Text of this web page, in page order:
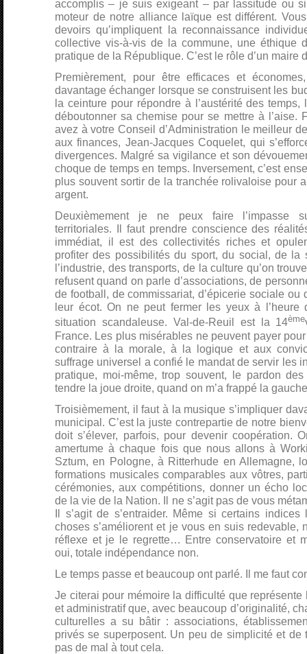
accomplis – je suis exigeant – par lassitude ou
moteur de notre alliance laïque est différent.
devoirs qu’impliquent la reconnaissance
collective vis-à-vis de la commune, une éthique
pratique de la République. C’est le rôle d’un maire
Premièrement, pour être efficaces et
davantage échanger lorsque se construisent les
la ceinture pour répondre à l’austérité des
déboutonner sa chemise pour se mettre à l’aise.
avez à votre Conseil d’Administration le meilleur
aux finances, Jean-Jacques Coquelet, qui
divergences. Malgré sa vigilance et son
choque de temps en temps. Inversement, c’est
plus souvent sortir de la tranchée rolivaloise pour
argent.
Deuxièmement je ne peux faire l’impasse
territoriales. Il faut prendre conscience des
immédiat, il est des collectivités riches et
profiter des possibilités du sport, du social, de la
l’industrie, des transports, de la culture qu’on
refusent quand on parle d’associations, de
de football, de commissariat, d’épicerie sociale ou
leur écot. On ne peut fermer les yeux à l’heure
situation scandaleuse. Val-de-Reuil est la 14ème
France. Les plus misérables ne peuvent payer
contraire à la morale, à la logique et aux
suffrage universel a confié le mandat de servir les
pratique, moi-même, trop souvent, le pardon
tendre la joue droite, quand on m’a frappé la
Troisièmement, il faut à la musique s’impliquer
municipal. C’est la juste contrepartie de notre
doit s’élever, parfois, pour devenir coopération.
amertume à chaque fois que nous allons à
Sztum, en Pologne, à Ritterhude en Allemagne,
formations musicales comparables aux vôtres,
cérémonies, aux compétitions, donner un écho
de la vie de la Nation. Il ne s’agit pas de vous
Il s’agit de s’entraider. Même si certains
choses s’améliorent et je vous en suis redevable,
réflexe et je le regrette… Entre conservatoire et
oui, totale indépendance non.
Le temps passe et beaucoup ont parlé. Il me faut
Je citerai pour mémoire la difficulté que
et administratif que, avec beaucoup d’originalité,
culturelles a su bâtir : associations,
privés se superposent. Un peu de simplicité et de
pas de mal à tout cela.